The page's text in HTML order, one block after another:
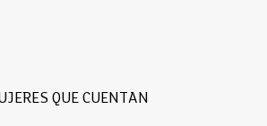
QUE CUENTAN